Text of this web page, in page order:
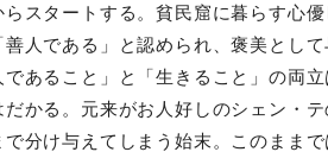
スタートする。貧民窟に暮らす心優
人である」と認められ、褒美とし
あること」と「生きること」の両立
かる。元来がお人好しのシェン・
分け与えてしまう始末。このまま